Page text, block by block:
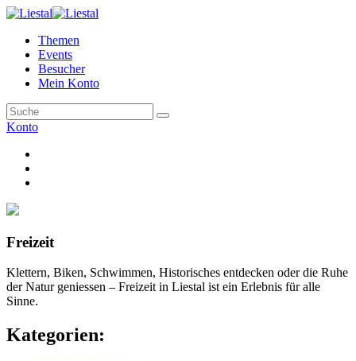
Themen
Events
Besucher
Mein Konto
Konto
Freizeit
Klettern, Biken, Schwimmen, Historisches entdecken oder die Ruhe
der Natur geniessen – Freizeit in Liestal ist ein Erlebnis für alle
Sinne.
Kategorien: